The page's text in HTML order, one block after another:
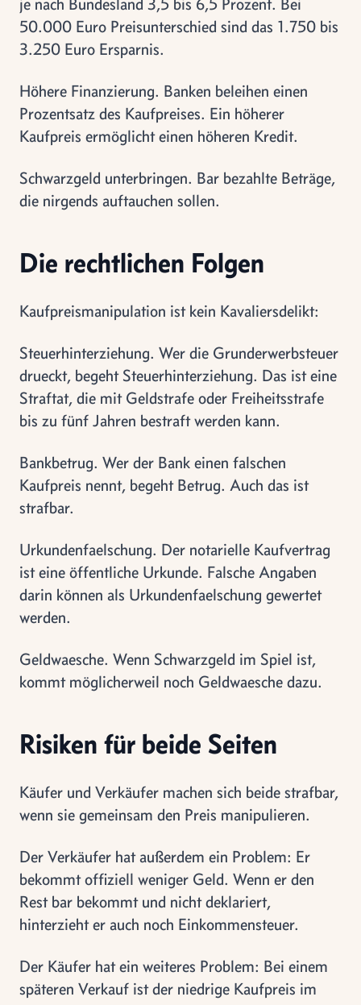
50.000 Euro Preisunterschied sind das 1.750 bis
3.250 Euro Ersparnis.
Höhere Finanzierung. Banken beleihen einen
Prozentsatz des Kaufpreises. Ein höherer
Kaufpreis ermöglicht einen höheren Kredit.
Schwarzgeld unterbringen. Bar bezahlte Beträge,
die nirgends auftauchen sollen.
Die rechtlichen Folgen
Kaufpreismanipulation ist kein Kavaliersdelikt:
Steuerhinterziehung. Wer die Grunderwerbsteuer
drueckt, begeht Steuerhinterziehung. Das ist eine
Straftat, die mit Geldstrafe oder Freiheitsstrafe
bis zu fünf Jahren bestraft werden kann.
Bankbetrug. Wer der Bank einen falschen
Kaufpreis nennt, begeht Betrug. Auch das ist
strafbar.
Urkundenfaelschung. Der notarielle Kaufvertrag
ist eine öffentliche Urkunde. Falsche Angaben
darin können als Urkundenfaelschung gewertet
werden.
Geldwaesche. Wenn Schwarzgeld im Spiel ist,
kommt möglicherweil noch Geldwaesche dazu.
Risiken für beide Seiten
Käufer und Verkäufer machen sich beide strafbar,
wenn sie gemeinsam den Preis manipulieren.
Der Verkäufer hat außerdem ein Problem: Er
bekommt offiziell weniger Geld. Wenn er den
Rest bar bekommt und nicht deklariert,
hinterzieht er auch noch Einkommensteuer.
Der Käufer hat ein weiteres Problem: Bei einem
späteren Verkauf ist der niedrige Kaufpreis im